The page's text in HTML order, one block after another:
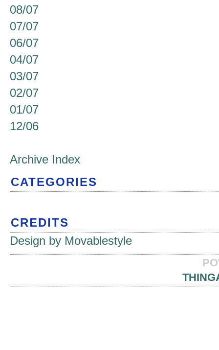
08/07
07/07
06/07
04/07
03/07
02/07
01/07
12/06
Archive Index
CATEGORIES
CREDITS
Design by Movablestyle